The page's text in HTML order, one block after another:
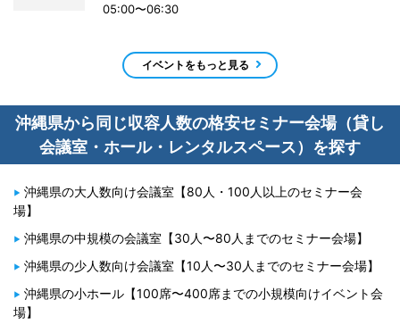
05:00〜06:30
イベントをもっと見る
沖縄県から同じ収容人数の格安セミナー会場（貸し
会議室・ホール・レンタルスペース）を探す
沖縄県の大人数向け会議室【80人・100人以上のセミナー会
場】
沖縄県の中規模の会議室【30人〜80人までのセミナー会場】
沖縄県の少人数向け会議室【10人〜30人までのセミナー会場】
沖縄県の小ホール【100席〜400席までの小規模向けイベント会
場】